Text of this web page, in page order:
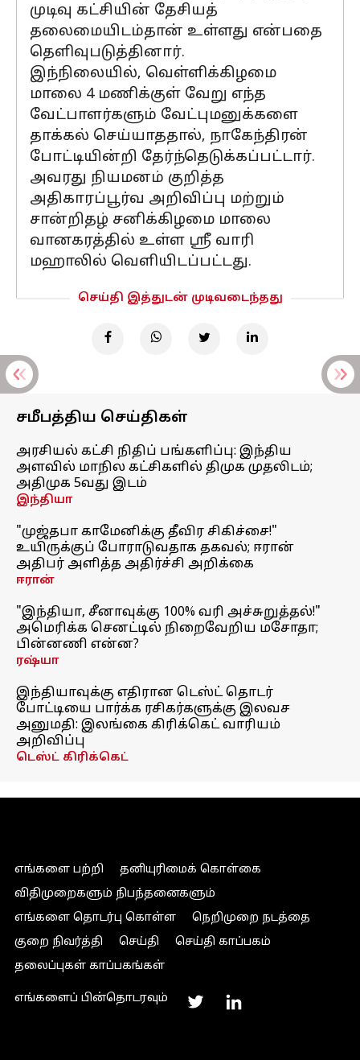
முடிவு கட்சியின் தேசியத்
தலைமையிடம்தான் உள்ளது என்பதை
தெளிவுபடுத்தினார்.
இந்நிலையில், வெள்ளிக்கிழமை
மாலை 4 மணிக்குள் வேறு எந்த
வேட்பாளர்களும் வேட்புமனுக்களை
தாக்கல் செய்யாததால், நாகேந்திரன்
போட்டியின்றி தேர்ந்தெடுக்கப்பட்டார்.
அவரது நியமனம் குறித்த
அதிகாரப்பூர்வ அறிவிப்பு மற்றும்
சான்றிதழ் சனிக்கிழமை மாலை
வானகரத்தில் உள்ள ஸ்ரீ வாரி
மஹாலில் வெளியிடப்பட்டது.
செய்தி இத்துடன் முடிவடைந்தது
சமீபத்திய செய்திகள்
அரசியல் கட்சி நிதிப் பங்களிப்பு: இந்திய
அளவில் மாநில கட்சிகளில் திமுக முதலிடம்;
அதிமுக 5வது இடம்
இந்தியா
"முஜ்தபா காமேனிக்கு தீவிர சிகிச்சை!"
உயிருக்குப் போராடுவதாக தகவல்; ஈரான்
அதிபர் அளித்த அதிர்ச்சி அறிக்கை
ஈரான்
"இந்தியா, சீனாவுக்கு 100% வரி அச்சுறுத்தல்!"
அமெரிக்க செனட்டில் நிறைவேறிய மசோதா;
பின்னணி என்ன?
ரஷ்யா
இந்தியாவுக்கு எதிரான டெஸ்ட் தொடர்
போட்டியை பார்க்க ரசிகர்களுக்கு இலவச
அனுமதி: இலங்கை கிரிக்கெட் வாரியம்
அறிவிப்பு
டெஸ்ட் கிரிக்கெட்
எங்களை பற்றி
தனியுரிமைக் கொள்கை
விதிமுறைகளும் நிபந்தனைகளும்
எங்களை தொடர்பு கொள்ள
நெறிமுறை நடத்தை
குறை நிவர்த்தி
செய்தி
செய்தி காப்பகம்
தலைப்புகள் காப்பகங்கள்
எங்களைப் பின்தொடரவும்